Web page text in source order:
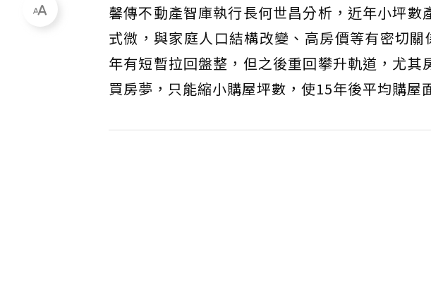
馨傳不動產智庫執行長何世昌分析，近年小坪
式微，與家庭人口結構改變、高房價等有密切
年有短暫拉回盤整，但之後重回攀升軌道，尤
買房夢，只能縮小購屋坪數，使15年後平均購屋